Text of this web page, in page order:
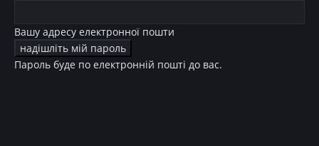
Вашу адресу електронної пошти
Пароль буде по електронній пошті до вас.